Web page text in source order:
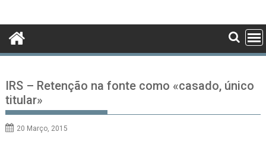
IRS – Retenção na fonte como «casado, único
titular»
20 Março, 2015